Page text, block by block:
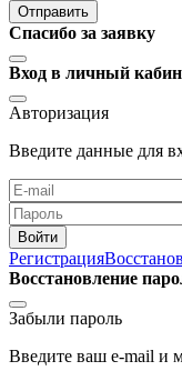
Отправить
Спасибо за заявку
Вход в личный
Авторизация
Введите данные для
Войти
Регистрация
Восстановление
Забыли пароль
Введите ваш e-mail и